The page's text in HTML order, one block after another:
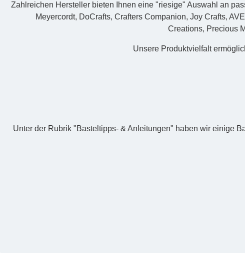
Zahlreichen Hersteller bieten Ihnen eine "riesige" Auswahl an
Meyercordt, DoCrafts, Crafters Companion, Joy Crafts,
Creations, Precious
Unsere Produktvielfalt
Unter der Rubrik "Basteltipps- & Anleitungen" haben wir einige